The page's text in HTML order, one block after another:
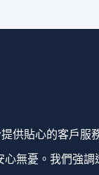
供貼心的客戶服
心無憂。我們強調